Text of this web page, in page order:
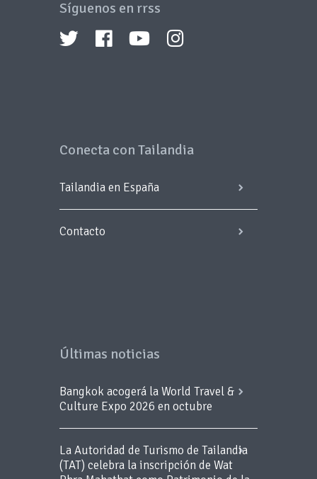
Síguenos en rrss
Conecta con Tailandia
Tailandia en España
Contacto
Últimas noticias
Bangkok acogerá la World Travel &
Culture Expo 2026 en octubre
La Autoridad de Turismo de Tailandia
(TAT) celebra la inscripción de Wat